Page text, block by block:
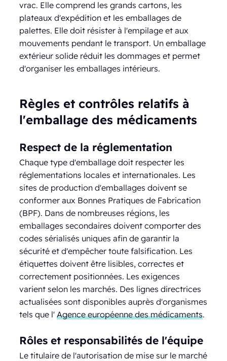
vrac. Elle comprend les grands cartons, les
plateaux d'expédition et les emballages de
palettes. Elle doit résister à l'empilage et aux
mouvements pendant le transport. Un emballage
extérieur solide réduit les dommages et permet
d'organiser les emballages intérieurs.
Règles et contrôles relatifs à
l'emballage des médicaments
Respect de la réglementation
Chaque type d'emballage doit respecter les
réglementations locales et internationales. Les
sites de production d'emballages doivent se
conformer aux Bonnes Pratiques de Fabrication
(BPF). Dans de nombreuses régions, les
emballages secondaires doivent comporter des
codes sérialisés uniques afin de garantir la
sécurité et d'empêcher toute falsification. Les
étiquettes doivent être lisibles, correctes et
correctement positionnées. Les exigences
varient selon les marchés. Des lignes directrices
actualisées sont disponibles auprès d'organismes
tels que l'Agence européenne des médicaments.
Rôles et responsabilités de l'équipe
Le titulaire de l'autorisation de mise sur le marché